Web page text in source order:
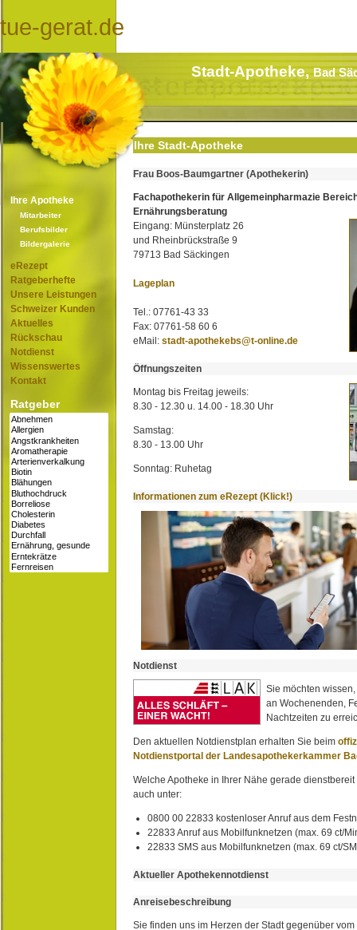
tue-gerat.de
Stadt-Apotheke,Bad
Ihre Apotheke
Mitarbeiter
Berufsbilder
Bildergalerie
eRezept
Ratgeberhefte
Unsere Leistungen
Schweizer Kunden
Aktuelles
Rückschau
Notdienst
Wissenswertes
Kontakt
Ratgeber
Ihre Stadt-Apotheke
Frau Boos-Baumgartner (Apothekerin)
Fachapothekerin für Allgemeinpharmazie
Ernährungsberatung
Eingang: Münsterplatz 26
und Rheinbrückstraße 9
79713 Bad Säckingen
Lageplan
Tel.: 07761-43 33
Fax: 07761-58 60 6
eMail: stadt-apothekebs@t-online.de
Öffnungszeiten
Montag bis Freitag jeweils:
8.30 - 12.30 u. 14.00 - 18.30 Uhr
Samstag:
8.30 - 13.00 Uhr
Sonntag: Ruhetag
Informationen zum eRezept (Klick!)
Notdienst
Sie möchten
an Wochenenden,
Nachtzeiten zu
Den aktuellen Notdienstplan erhalten Sie beim
Notdienstportal der Landesapothekerkammer
Welche Apotheke in Ihrer Nähe gerade
auch unter:
0800 00 22833 kostenloser Anruf aus dem
22833 Anruf aus Mobilfunknetzen (max. 69 ct/
22833 SMS aus Mobilfunknetzen (max. 69 ct/
Aktueller Apothekennotdienst
Anreisebeschreibung
Sie finden uns im Herzen der Stadt gegenüber